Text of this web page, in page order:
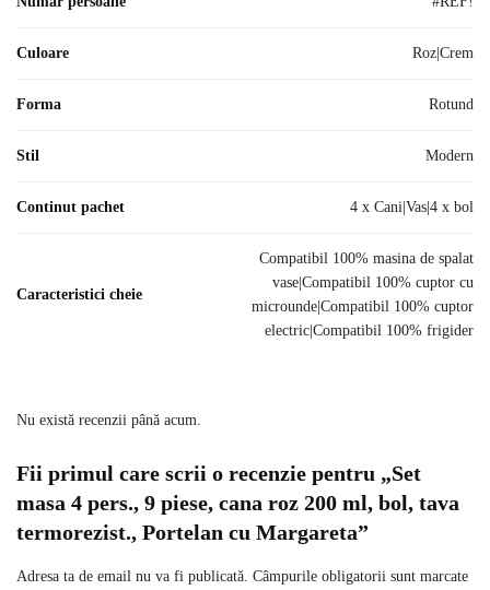
Culoare Roz|Crem
Forma Rotund
Stil Modern
Continut pachet 4 x Cani|Vas|4 x bol
Caracteristici cheie
Compatibil 100% masina de spalat
vase|Compatibil 100% cuptor cu
microunde|Compatibil 100% cuptor
electric|Compatibil 100% frigider
Nu există recenzii până acum.
Fii primul care scrii o recenzie pentru „Set
masa 4 pers., 9 piese, cana roz 200 ml, bol, tava
termorezist., Portelan cu Margareta”
Adresa ta de email nu va fi publicată. Câmpurile obligatorii sunt marcate